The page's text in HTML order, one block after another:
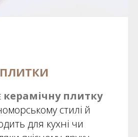
ПЛИТКИ
керамічну плитку
стилі й
для кухні чи